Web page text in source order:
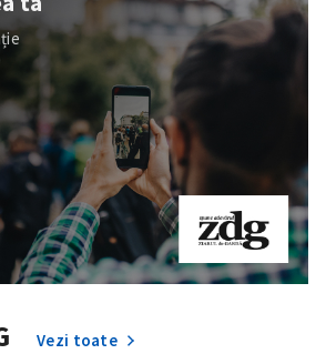
Despre ZdG
на русском
Vezi toate